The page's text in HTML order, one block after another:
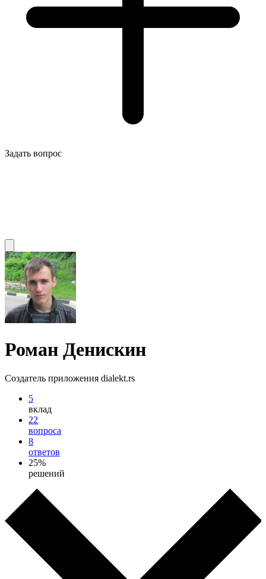
Задать вопрос
Роман Денискин
Создатель приложения dialekt.rs
5
вклад
22
вопроса
8
ответов
25%
решений